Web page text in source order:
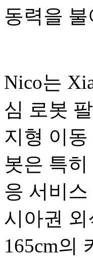
동력을
Nico는
심 로봇
지형 이
봇은 특
응 서비
시아권
165cm의